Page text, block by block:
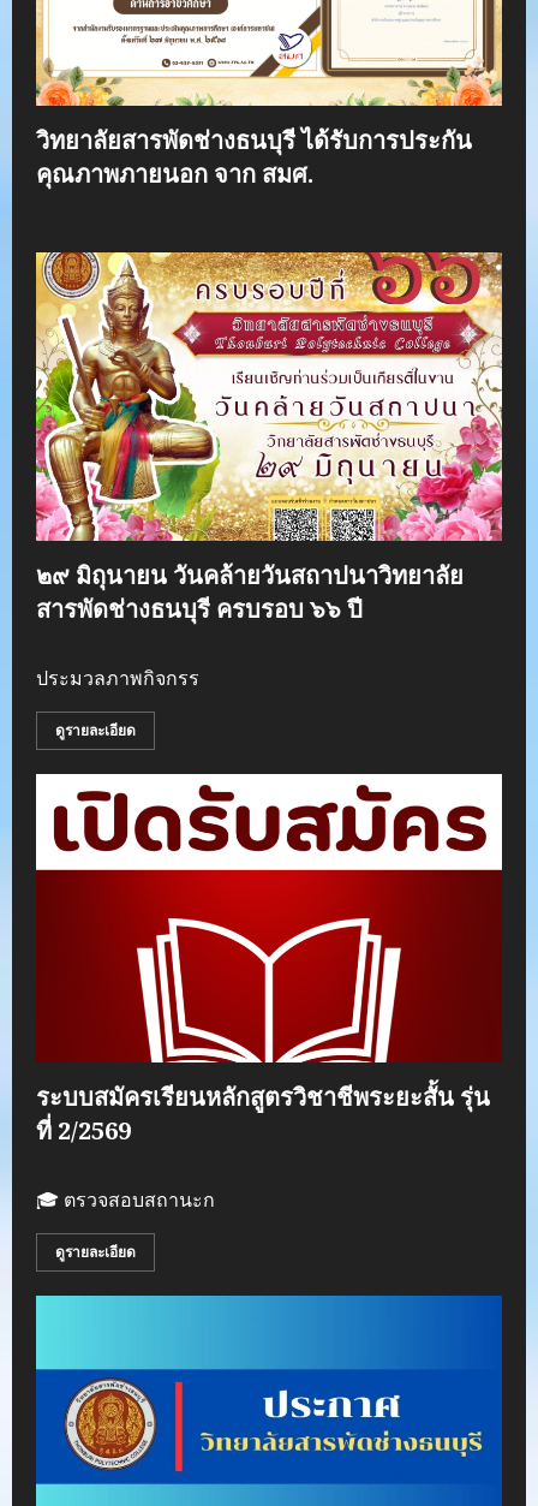
วิทยาลัยสารพัดช่างธนบุรี ได้รับการประกัน
คุณภาพภายนอก จาก สมศ.
๒๙ มิถุนายน วันคล้ายวันสถาปนาวิทยาลัย
สารพัดช่างธนบุรี ครบรอบ ๖๖ ปี
ประมวลภาพกิจกรร
ดูรายละเอียด
ระบบสมัครเรียนหลักสูตรวิชาชีพระยะสั้น รุ่น
ที่ 2/2569
🎓 ตรวจสอบสถานะก
ดูรายละเอียด